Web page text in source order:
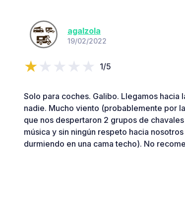
agalzola
19/02/2022
1/5
Solo para coches. Galibo. Llegamos hacia
nadie. Mucho viento (probablemente por
que nos despertaron 2 grupos de
música y sin ningún respeto hacia
durmiendo en una cama techo). No